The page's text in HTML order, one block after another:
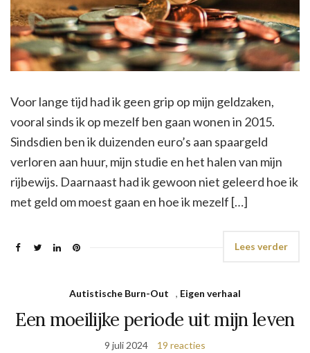
Voor lange tijd had ik geen grip op mijn geldzaken,
vooral sinds ik op mezelf ben gaan wonen in 2015.
Sindsdien ben ik duizenden euro’s aan spaargeld
verloren aan huur, mijn studie en het halen van mijn
rijbewijs. Daarnaast had ik gewoon niet geleerd hoe ik
met geld om moest gaan en hoe ik mezelf […]
Lees verder
Autistische Burn-Out , Eigen verhaal
Een moeilijke periode uit mijn leven
9 juli 2024 19 reacties